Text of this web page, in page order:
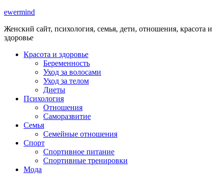
ewermind
Женский сайт, психология, семья, дети, отношения, красота и
здоровье
Красота и здоровье
Беременность
Уход за волосами
Уход за телом
Диеты
Психология
Отношения
Саморазвитие
Семья
Семейные отношения
Спорт
Спортивное питание
Спортивные тренировки
Мода